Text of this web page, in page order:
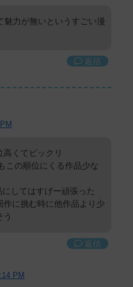
魅力が無いというすごい漫
返信
くてビックリ
この順位にくる作品少な
してはすげー頑張った
に挑む時に他作品より少
返信
PM